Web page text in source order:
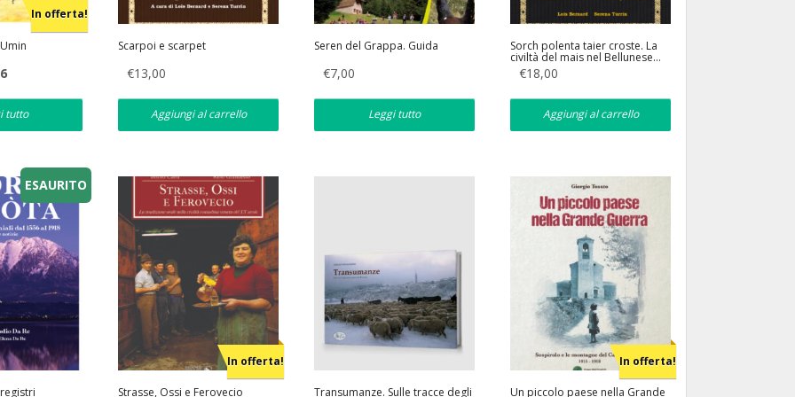
In offerta!
Il
attuale
è:
tutto
Scarpoi e scarpet
€13,00
Aggiungi al carrello
Seren del Grappa. Guida
€7,00
Leggi tutto
Sorch polenta taier croste. La
civiltà del mais nel Bellunese…
dal campo alla tavola
€18,00
Aggiungi al carrello
ESAURITO
In offerta!
Strasse, Ossi e Ferovecio Transumanze. Sulle tracce degli
In offerta!
Un piccolo paese nella Grande